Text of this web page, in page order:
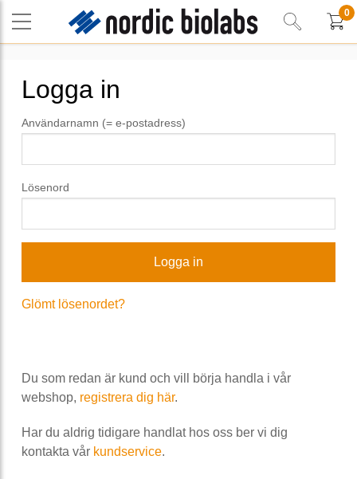
0
Logga in
Användarnamn (= e-postadress)
Lösenord
Glömt lösenordet?
Du som redan är kund och vill börja handla i vår
webshop, registrera dig här.
Har du aldrig tidigare handlat hos oss ber vi dig
kontakta vår kundservice.